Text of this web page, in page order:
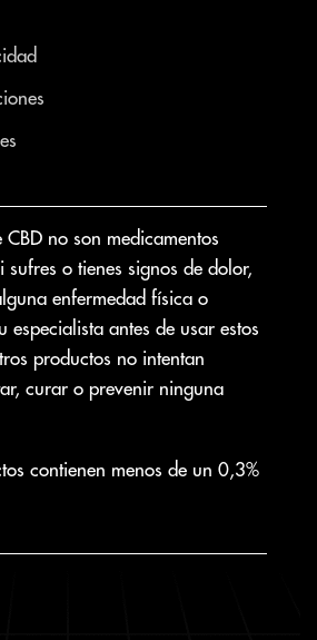
CBD no son medicamentos
sufres o tienes signos de dolor,
enfermedad física o
especialista antes de usar estos
productos no intentan
curar o prevenir ninguna
contienen menos de un 0,3%